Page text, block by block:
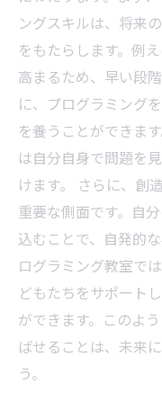
ングスキルは、将来
をもたらします。例
高まるため、早い段
に、プログラミング
を養うことができま
は自分自身で問題を
けます。 さらに、創
重要な側面です。自
込むことで、自発的
ログラミング教室で
どもたちをサポート
ができます。このよ
ばせることは、未来
う。